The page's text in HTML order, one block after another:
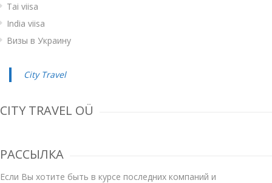
Tai viisa
India viisa
Визы в Украину
City Travel
CITY TRAVEL OÜ
РАССЫЛКА
Если Вы хотите быть в курсе последних компаний и